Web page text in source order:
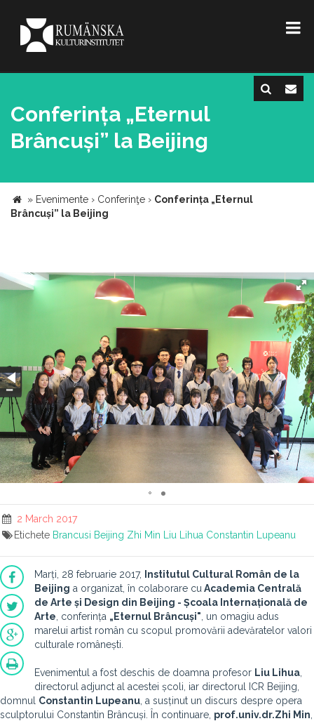
Conferința „Eternul
Brâncuși” la Beijing
» Evenimente › Conferinţe › Conferința „Eternul
Brâncuși” la Beijing
2 March 2017
Etichete Brancusi Beijing Zhi Min Liu Lihua Constantin Lupeanu
Marți, 28 februarie 2017,
Institutul Cultural Român de la
Beijing a organizat, în colaborare cu Academia Centrală
de Arte și Design din Beijing - Școala Internațională de
Arte , conferința „Eternul Brâncuși" , un omagiu adus
marelui artist român cu scopul promovării adevăratelor valori
culturale românești.
Evenimentul a fost deschis de doamna profesor Liu Lihua
directorul adjunct al acestei școli, iar directorul ICR Beijing,
domnul Constantin Lupeanu , a susținut un discurs despre opera
sculptorului Constantin Brâncuși. În continuare, prof.univ.dr.Zhi Min